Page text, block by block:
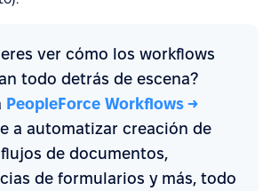
ver cómo los workflows
todo detrás de escena?
PeopleForce Workflows →
a automatizar creación de
de documentos,
de formularios y más, todo